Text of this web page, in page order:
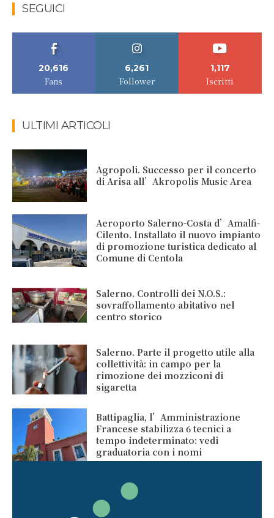
SEGUICI
20,616
Fans
6,261
Follower
1,117
Iscritti
ULTIMI ARTICOLI
Agropoli. Successo per il concerto
di Arisa all’Akropolis Music Area
Aeroporto Salerno-Costa d’Amalfi-
Cilento. Installato il nuovo impianto
di promozione turistica dedicato al
Comune di Centola
Salerno. Controlli dei N.O.S.:
sovraffollamento abitativo nel
centro storico
Salerno. Parte il progetto utile alla
collettività: in campo per la
rimozione dei mozziconi di
sigaretta
Battipaglia, l’Amministrazione
Francese stabilizza 6 tecnici a
tempo indeterminato: vedi
graduatoria con i nomi